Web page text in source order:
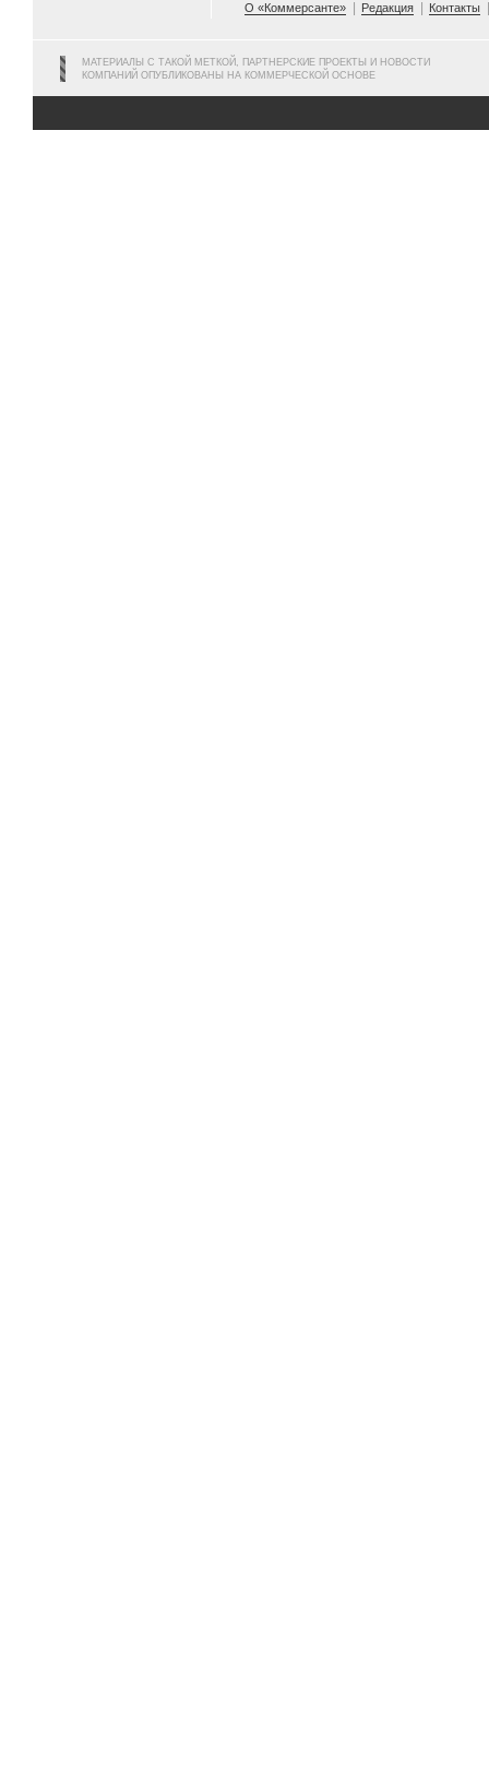
О «Коммерсанте»
Редакция Контакты
МАТЕРИАЛЫ С ТАКОЙ МЕТКОЙ, ПАРТНЕРСКИЕ ПРОЕКТЫ И НОВОСТИ
КОМПАНИЙ ОПУБЛИКОВАНЫ НА КОММЕРЧЕСКОЙ ОСНОВЕ